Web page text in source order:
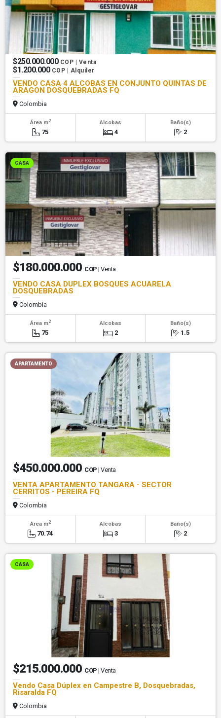
$250.000.000 COP | Venta
$1.200.000 COP | Alquiler
VENDO CASA 4 ALCOBAS EN CONJUNTO QUINTAS DE
ARAGON DOSQUEBRADAS FQ
Colombia
Área m2
75
Alcobas
4
Baño(s)
2
CASA
$180.000.000 COP | Venta
VENDO CASA DUPLEX BOSQUES ACUARELA
DOSQUEBRADAS
Colombia
Área m2
75
Alcobas
2
Baño(s)
1.5
APARTAMENTO
$450.000.000 COP | Venta
VENTA APARTAMENTO TANGARA - SECTOR
CERRITOS - PEREIRA FQ
Colombia
Área m2
70.74
Alcobas
3
Baño(s)
2
CASA
$215.000.000 COP | Venta
Vendo Casa Dúplex en Campestre B, Dosquebradas,
Risaralda FQ
Colombia